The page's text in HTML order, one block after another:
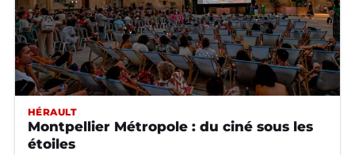
HÉRAULT
Montpellier Métropole : du ciné sous les
étoiles